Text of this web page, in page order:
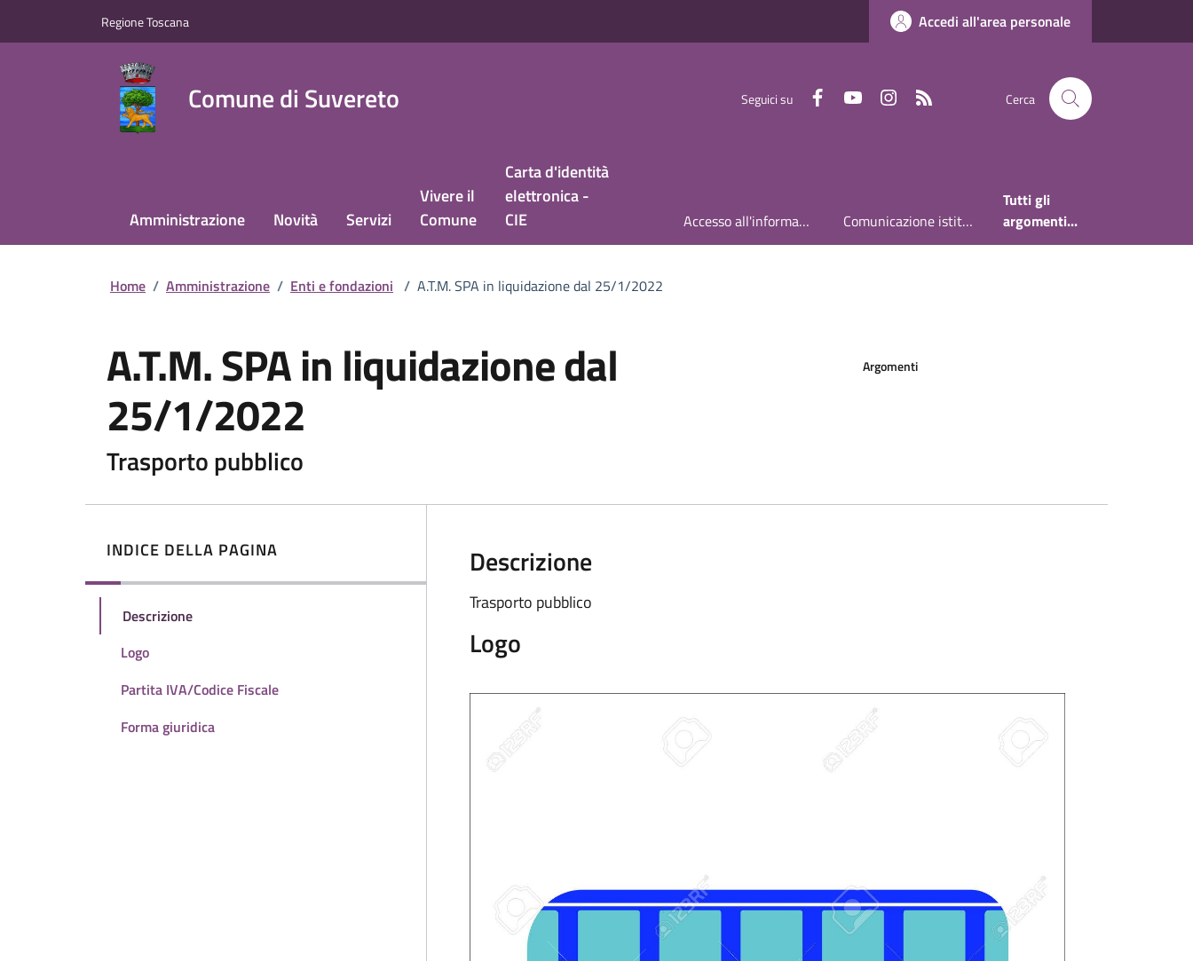
Regione Toscana Accedi all'area personale
Comune di Suvereto Seguici su FaceboookYoutubeInstagram Cerca
Amministrazione Novità Servizi
Vivere il
Comune
Carta d'identità
elettronica -
CIE
Accesso all'informazione Comunicazione istituzionale
Tutti gli
argomenti...
Home / Amministrazione / Enti e fondazioni / A.T.M. SPA in liquidazione dal 25/1/2022
A.T.M. SPA in liquidazione dal
25/1/2022
Trasporto pubblico
Argomenti
INDICE DELLA PAGINA
Descrizione
Logo
Partita IVA/Codice Fiscale
Forma giuridica
Descrizione
Trasporto pubblico
Logo